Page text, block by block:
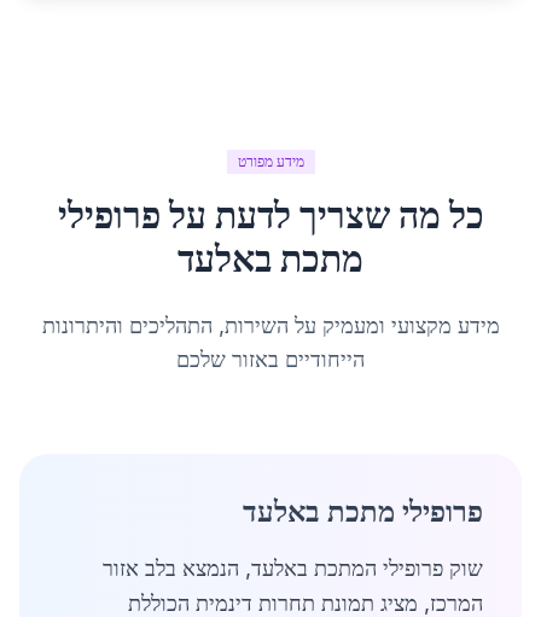
מידע מפורט
כל מה שצריך לדעת עלפרופילי
מתכת באלעד
מידע מקצועי ומעמיק על השירות, התהליכים והיתרונות
הייחודיים באזור שלכם
פרופילי מתכת באלעד
שוק פרופילי המתכת באלעד, הנמצא בלב אזור
המרכז, מציג תמונת תחרות דינמית הכוללת